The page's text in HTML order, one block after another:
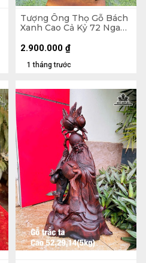
Tượng Ông Thọ Gỗ Bách
Xanh Cao Cả Kỷ 72 Ngang
1 tháng trước
2.900.000 ₫